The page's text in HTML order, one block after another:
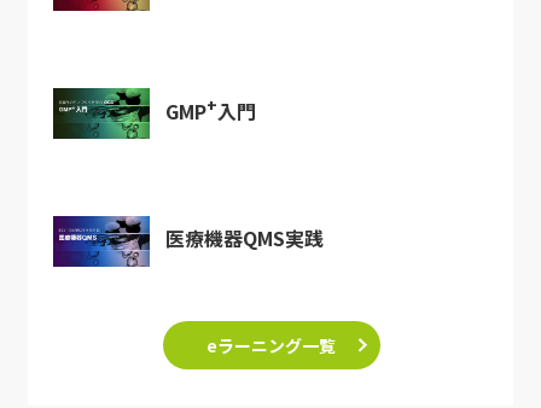
GMP+入門
医療機器QMS実践
eラーニング一覧